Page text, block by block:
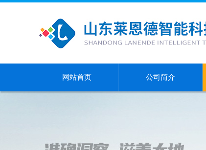
网站首页 公司简介